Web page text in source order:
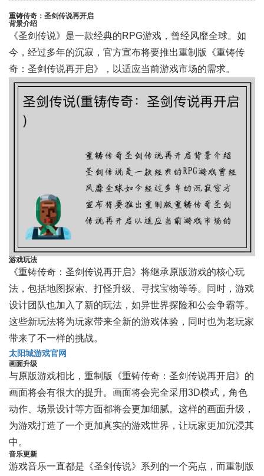
重铸传奇：圣剑传说再开启
背景介绍
《圣剑传说》是一款经典的RPG游戏，曾经风靡全球。如
今，经过多年的沉寂，官方宣布将要推出重制版《重铸传
奇：圣剑传说再开启》，以适应当前游戏市场的需求。
游戏玩法
《重铸传奇：圣剑传说再开启》将继承原版游戏的核心玩
法，包括地图探索、打怪升级、寻找宝物等等。同时，游戏
设计团队也加入了新的玩法，如异世界探险和公会争霸等。
这些新玩法将为玩家带来全新的游戏体验，同时也为老玩家
带来了不一样的挑战。
太阳城游戏官网
画面升级
与原版游戏相比，重制版《重铸传奇：圣剑传说再开启》的
画面将会有很大的提升。画面将会完全采用3D模式，角色
动作、场景设计等方面都将会更加细腻。这样的画面升级，
为游戏打造了一个更加真实的游戏世界，让玩家更加沉浸其
中。
音乐更新
游戏音乐一直都是《圣剑传说》系列的一个亮点，而重制版